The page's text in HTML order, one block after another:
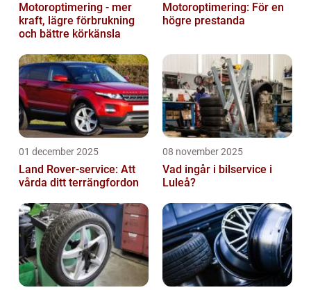
Motoroptimering - mer
kraft, lägre förbrukning
och bättre körkänsla
Motoroptimering: För en
högre prestanda
01 december 2025
Land Rover-service: Att
vårda ditt terrängfordon
08 november 2025
Vad ingår i bilservice i
Luleå?